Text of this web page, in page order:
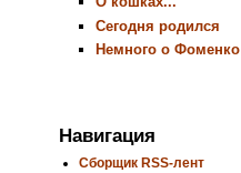
Сегодня родился
Немного о Фоменко
Навигация
Сборщик RSS-лент